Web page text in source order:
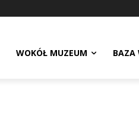
WOKÓŁ MUZEUM BAZA